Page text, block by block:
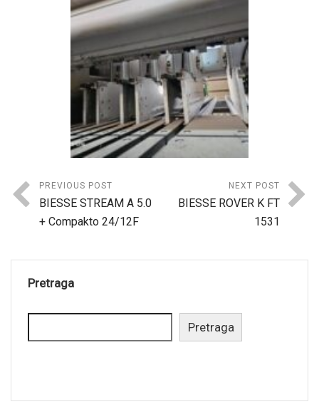
PREVIOUS POST
BIESSE STREAM A 5.0
+ Compakto 24/12F
NEXT POST
BIESSE ROVER K FT
1531
Pretraga
Pretraga